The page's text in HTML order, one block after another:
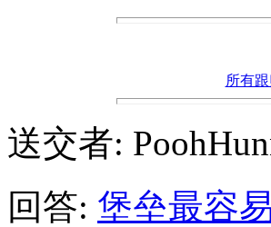
所有
送交者:
回答: 堡垒最容